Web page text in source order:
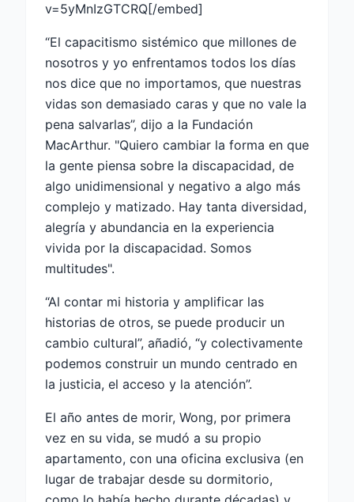
v=5yMnIzGTCRQ[/embed]
“El capacitismo sistémico que millones de
nosotros y yo enfrentamos todos los días
nos dice que no importamos, que nuestras
vidas son demasiado caras y que no vale la
pena salvarlas”, dijo a la Fundación
MacArthur. "Quiero cambiar la forma en que
la gente piensa sobre la discapacidad, de
algo unidimensional y negativo a algo más
complejo y matizado. Hay tanta diversidad,
alegría y abundancia en la experiencia
vivida por la discapacidad. Somos
multitudes".
“Al contar mi historia y amplificar las
historias de otros, se puede producir un
cambio cultural”, añadió, “y colectivamente
podemos construir un mundo centrado en
la justicia, el acceso y la atención”.
El año antes de morir, Wong, por primera
vez en su vida, se mudó a su propio
apartamento, con una oficina exclusiva (en
lugar de trabajar desde su dormitorio,